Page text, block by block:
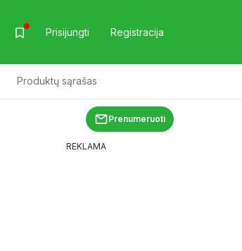
Prisijungti Registracija
Produktų sąrašas
Prenumeruoti
REKLAMA